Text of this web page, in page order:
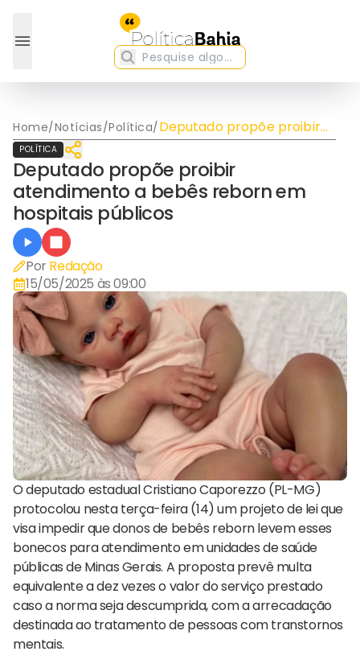
Home/Notícias/Política/Deputado propõe proibir
atendimento a bebês
reborn em hospitais
públicos
POLÍTICA
Deputado propõe proibir
atendimento a bebês reborn em
hospitais públicos
Por Redação
15/05/2025 às 09:00
O deputado estadual Cristiano Caporezzo (PL-MG)
protocolou nesta terça-feira (14) um projeto de lei que
visa impedir que donos de bebês reborn levem esses
bonecos para atendimento em unidades de saúde
públicas de Minas Gerais. A proposta prevê multa
equivalente a dez vezes o valor do serviço prestado
caso a norma seja descumprida, com a arrecadação
destinada ao tratamento de pessoas com transtornos
mentais.